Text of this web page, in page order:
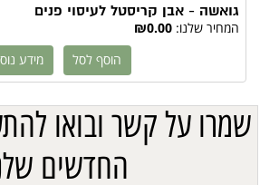
גואשה - אבן קריסטל לעיסוי פנים
המחיר שלנו: ₪0.00
הוסף לסל מידע
שמרו על קשר ובואו
החדשים